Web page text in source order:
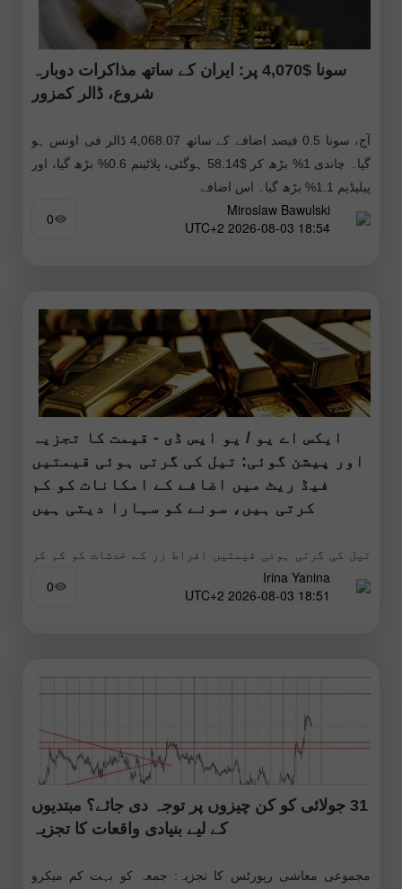
سونا $4,070 پر: ایران کے ساتھ مذاکرات دوبارہ
شروع، ڈالر کمزور
آج، سونا 0.5 فیصد اضافے کے ساتھ 4,068.07 ڈالر فی اونس ہو
گیا۔ چاندی 1% بڑھ کر $58.14 ہوگئی، پلاٹینم 0.6% بڑھ گیا، اور
پیلیڈیم 1.1% بڑھ گیا۔ اس اضافے
Miroslaw Bawulski
18:54 2026-08-03 UTC+2
0
ایکس اے یو / یو ایس ڈی - قیمت کا تجزیہ
اور پیشن گوئی: تیل کی گرتی ہوئی قیمتیں
فیڈ ریٹ میں اضافے کے امکانات کو کم
کرتی ہیں، سونے کو سہارا دیتی ہیں
تیل کی گرتی ہوئی قیمتیں افراط زر کے خدشات کو کم کر
رہی ہیں اور فیڈرل ریزرو کی شرح میں مزید اضافے کی
توقعات کو کم کر رہی ہیں،
Irina Yanina
18:51 2026-08-03 UTC+2
0
31 جولائی کو کن چیزوں پر توجہ دی جائے؟ مبتدیوں
کے لیے بنیادی واقعات کا تجزیہ
مجموعی معاشی رپورٹس کا تجزیہ: جمعہ کو بہت کم میکرو